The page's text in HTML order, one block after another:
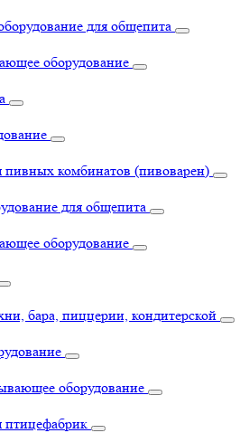
для общепита
оборудование
пивных комбинатов (пивоварен)
для общепита
оборудование
бара, пиццерии, кондитерской
оборудование
птицефабрик